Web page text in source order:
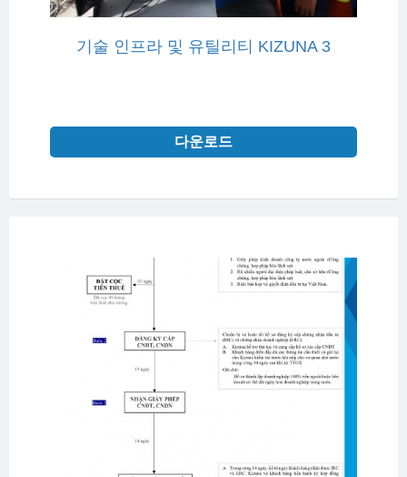
기술 인프라 및 유틸리티 KIZUNA 3
다운로드